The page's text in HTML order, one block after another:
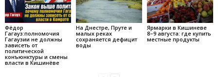
Фёдор
Гагауз:полномочия
Гагаузии не должны
зависеть от
политической
конъюнктуры и смены
власти в Кишинёве
На Днестре, Пруте и
малых реках
сохраняется дефицит
воды
Ярмарки в Кишиневе
8–9 августа: где купить
местные продукты